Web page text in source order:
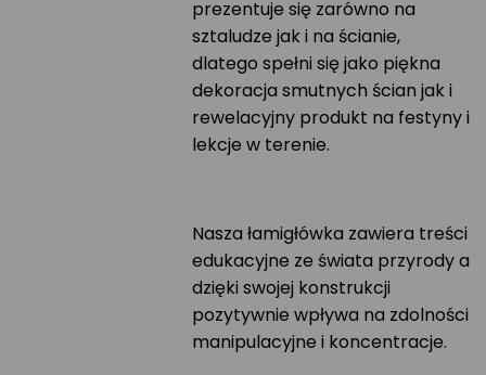
prezentuje się zarówno na
sztaludze jak i na ścianie,
dlatego spełni się jako piękna
dekoracja smutnych ścian jak i
rewelacyjny produkt na festyny i
lekcje w terenie.
Nasza łamigłówka zawiera treści
edukacyjne ze świata przyrody a
dzięki swojej konstrukcji
pozytywnie wpływa na zdolności
manipulacyjne i koncentracje.